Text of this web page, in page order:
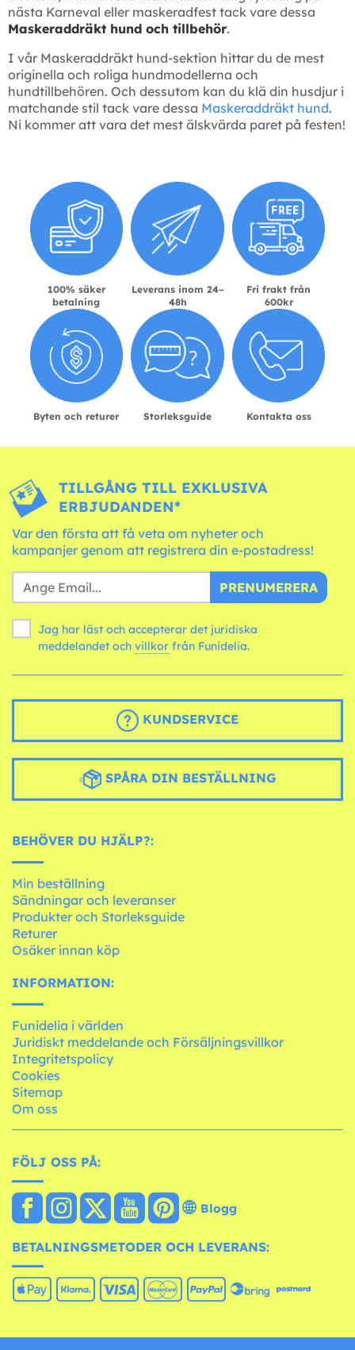
nästa Karneval eller maskeradfest tack vare dessa
Maskeraddräkt hund och tillbehör.
I vår Maskeraddräkt hund-sektion hittar du de mest
originella och roliga hundmodellerna och
hundtillbehören. Och dessutom kan du klä din husdjur i
matchande stil tack vare dessa Maskeraddräkt hund.
Ni kommer att vara det mest älskvärda paret på festen!
100% säker
betalning
Leverans inom 24–
48h
Fri frakt från
600kr
Byten och returer Storleksguide Kontakta oss
TILLGÅNG TILL EXKLUSIVA
ERBJUDANDEN*
Var den första att få veta om nyheter och
kampanjer genom att registrera din e-postadress!
PRENUMERERA
Jag har läst och accepterar det juridiska
meddelandet och villkor från Funidelia.
KUNDSERVICE
SPÅRA DIN BESTÄLLNING
BEHÖVER DU HJÄLP?:
Min beställning
Sändningar och leveranser
Produkter och Storleksguide
Returer
Osäker innan köp
INFORMATION:
Funidelia i världen
Juridiskt meddelande och Försäljningsvillkor
Integritetspolicy
Cookies
Sitemap
Om oss
FÖLJ OSS PÅ:
Blogg
BETALNINGSMETODER OCH LEVERANS: